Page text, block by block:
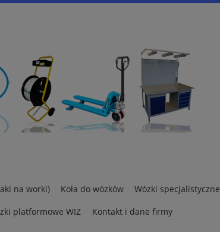
na worki) Koła do wózków Wózki specjalistyczne
platformowe WIZ Kontakt i dane firmy